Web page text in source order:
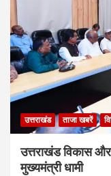
उत्तराखंड ताजा खबरें
उत्तराखंड विकास
मुख्यमंत्री धामी